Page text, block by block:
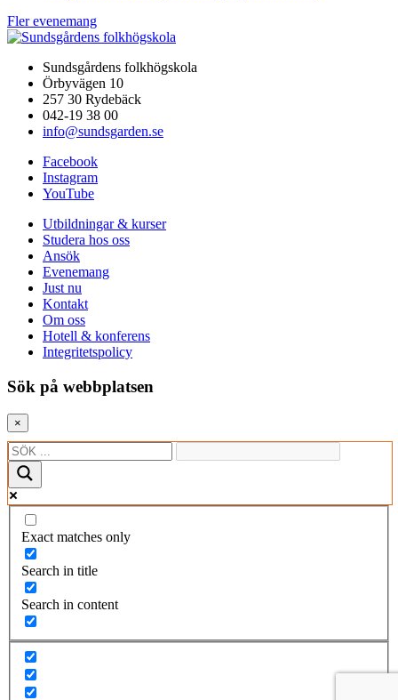
Fler evenemang
Sundsgårdens folkhögskola
Örbyvägen 10
257 30 Rydebäck
042-19 38 00
info@sundsgarden.se
Facebook
Instagram
YouTube
Utbildningar & kurser
Studera hos oss
Ansök
Evenemang
Just nu
Kontakt
Om oss
Hotell & konferens
Integritetspolicy
Sök på webbplatsen
×
Exact matches only
Search in title
Search in content